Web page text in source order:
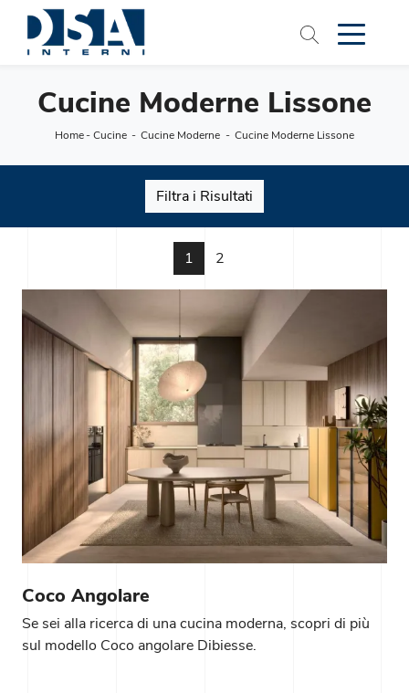
Cucine Moderne Lissone
Home-Cucine - Cucine Moderne - Cucine Moderne Lissone
Filtra i Risultati
1 2
Coco Angolare
Se sei alla ricerca di una cucina moderna, scopri di più
sul modello Coco angolare Dibiesse.